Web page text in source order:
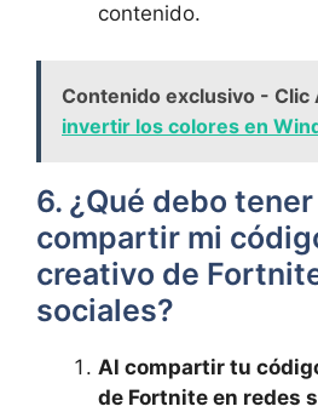
contenido.
Contenido exclusivo - Clic
invertir los colores en
6. ¿Qué debo
compartir mi
creativo de
sociales?
Al compartir tu
de Fortnite en redes